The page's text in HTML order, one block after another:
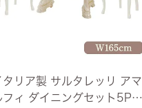
タリア製 サルタレッリ アマ
フィ ダイニングセット5P 4